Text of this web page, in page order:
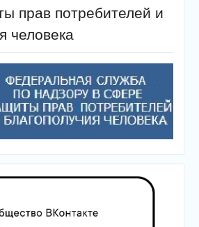
прав потребителей и
человека